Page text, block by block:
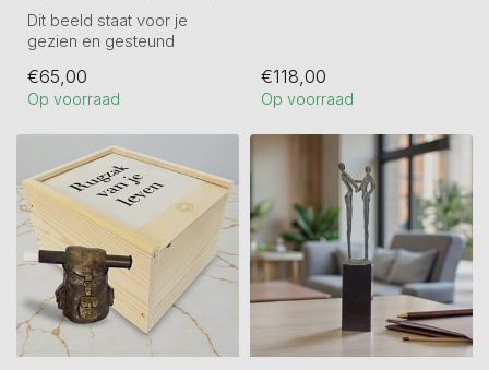
Dit beeld staat voor je
gezien en gesteund
met anderen zo...
€65,00
Op voorraad
€118,00
Op voorraad